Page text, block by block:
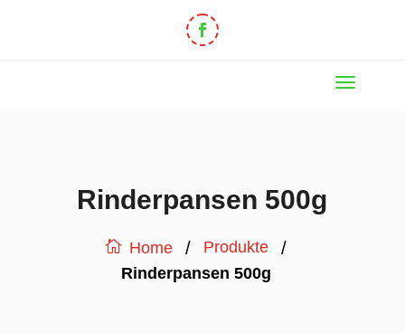
Rinderpansen 500g
Home / Produkte /
Rinderpansen 500g